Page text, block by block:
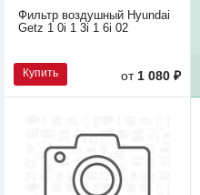
Фильтр воздушный Hyundai
Getz 1 0i 1 3i 1 6i 02
Купить от 1 080 ₽